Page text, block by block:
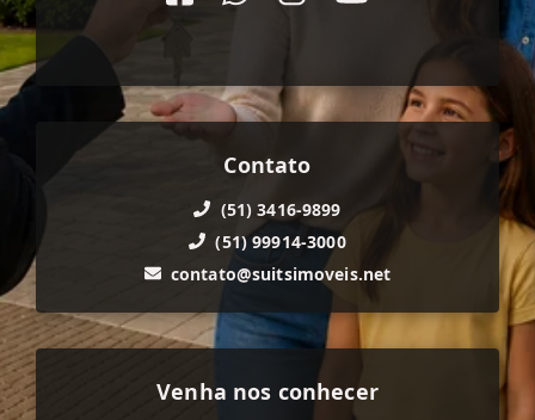
Contato
(51) 3416-9899
(51) 99914-3000
contato@suitsimoveis.net
Venha nos conhecer